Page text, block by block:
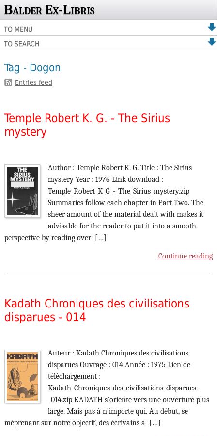
Balder Ex-Libris
TO MENU
TO SEARCH
Tag - Dogon
Entries feed
Temple Robert K. G. - The Sirius
mystery
Author : Temple Robert K. G. Title : The Sirius
mystery Year : 1976 Link download :
Temple_Robert_K_G_-_The_Sirius_mystery.zip
Summaries follow each chapter in Part Two. The
sheer amount of the material dealt with makes it
advisable for the reader to put it into a smooth
perspective by reading over […]
Continue reading
Kadath Chroniques des civilisations
disparues - 014
Auteur : Kadath Chroniques des civilisations
disparues Ouvrage : 014 Année : 1975 Lien de
téléchargement :
Kadath_Chroniques_des_civilisations_disparues_-
_014.zip KADATH s’oriente vers une ouverture plus
large. Mais pas à n’importe qui. Au début, se
méprenant sur notre objectif, des écrivains à […]